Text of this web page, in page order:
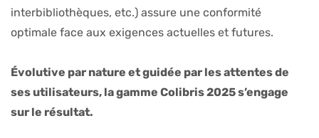
interbibliothèques, etc.) assure une conformité
optimale face aux exigences actuelles et futures.
Évolutive par nature et guidée par les attentes de
ses utilisateurs, la gamme Colibris 2025 s’engage
sur le résultat.